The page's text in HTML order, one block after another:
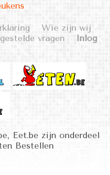
Wie zijn wij
vragen
Inlog
Eet.be zijn onderdeel
Bestellen